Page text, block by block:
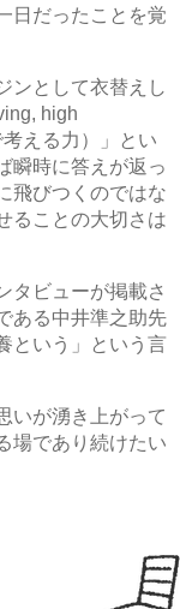
日だったことを覚
ンとして衣替えし
high
える力）」とい
瞬時に答えが返っ
飛びつくのではな
ることの大切さは
タビューが掲載さ
ある中井準之助先
という」という言
いが湧き上がって
場であり続けたい